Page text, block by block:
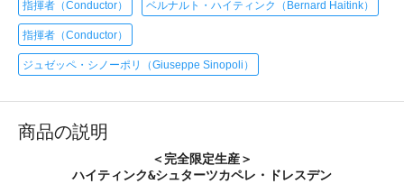
指揮者（Conductor） ベルナルト・ハイティンク（Bernard Haitink）
指揮者（Conductor）
ジュゼッペ・シノーポリ（Giuseppe Sinopoli）
商品の説明
＜完全限定生産＞
ハイティンク&シュターツカペレ・ドレスデン